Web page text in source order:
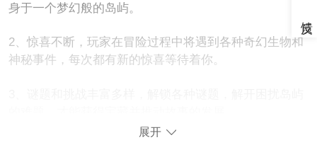
身于一个梦幻般的岛屿。
2、惊喜不断，玩家在冒险过程中将遇到各种奇幻生物和
神秘事件，每次都有新的惊喜等待着你。
展开